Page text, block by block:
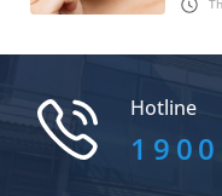
biểu
nguy
Hotline